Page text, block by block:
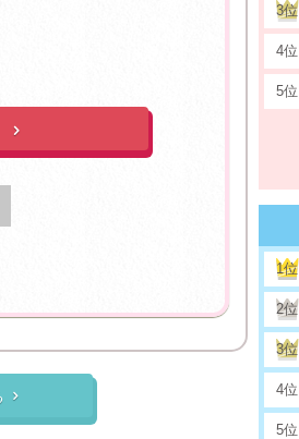


3位
4位
5位
1位
2位
3位
4位
5位